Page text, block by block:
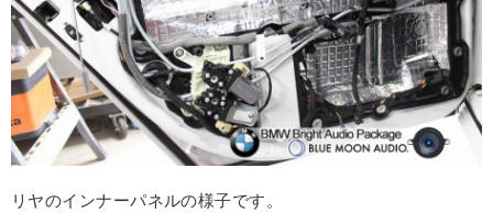
リヤのインナーパネルの様子です。